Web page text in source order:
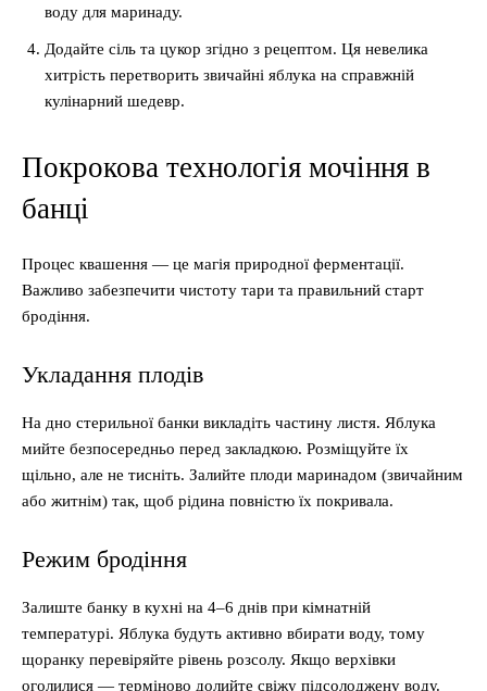
воду для маринаду.
Додайте сіль та цукор згідно з рецептом. Ця невелика
хитрість перетворить звичайні яблука на справжній
кулінарний шедевр.
Покрокова технологія мочіння в
банці
Процес квашення — це магія природної ферментації.
Важливо забезпечити чистоту тари та правильний старт
бродіння.
Укладання плодів
На дно стерильної банки викладіть частину листя. Яблука
мийте безпосередньо перед закладкою. Розміщуйте їх
щільно, але не тисніть. Залийте плоди маринадом (звичайним
або житнім) так, щоб рідина повністю їх покривала.
Режим бродіння
Залиште банку в кухні на 4–6 днів при кімнатній
температурі. Яблука будуть активно вбирати воду, тому
щоранку перевіряйте рівень розсолу. Якщо верхівки
оголилися — терміново долийте свіжу підсолоджену воду.